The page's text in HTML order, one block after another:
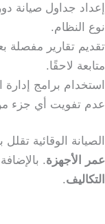
إعداد جداول صيانة
نوع النظام.
تقديم تقارير مفصلة
متابعة لاحقًا.
استخدام برامج
عدم تفويت أي جزء
الصيانة الوقائية
عمر الأجهزة.
التكاليف.